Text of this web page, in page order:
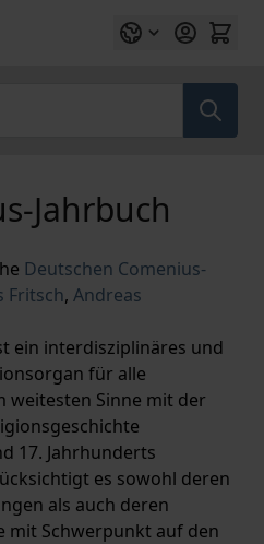
Jahrbuch
Deutschen Comenius-
Fritsch, Andreas
ein interdisziplinäres und
für alle
weitesten Sinne mit der
17. Jahrhunderts
es sowohl deren
als auch deren
mit Schwerpunkt auf den